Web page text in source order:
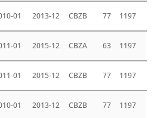
01 2013-12 CBZB 77 1197
01 2015-12 CBZA 63 1197
01 2015-12 CBZB 77 1197
01 2013-12 CBZB 77 1197